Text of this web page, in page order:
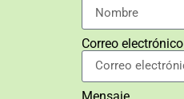
Correo electrónico